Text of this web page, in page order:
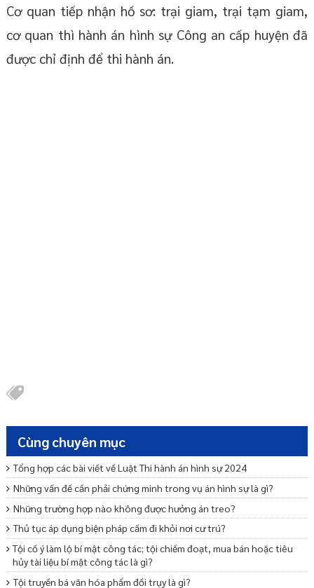
Cơ quan tiếp nhận hồ sơ: trại giam, trại tạm giam,
cơ quan thì hành án hình sự Công an cấp huyện đã
được chỉ định để thi hành án.
Cùng chuyên mục
Tổng hợp các bài viết về Luật Thi hành án hình sự 2024
Những vấn đề cần phải chứng minh trong vụ án hình sự là gì?
Những trường hợp nào không được hưởng án treo?
Thủ tục áp dụng biện pháp cấm đi khỏi nơi cư trú?
Tội cố ý làm lộ bí mật công tác; tội chiếm đoạt, mua bán hoặc tiêu
hủy tài liệu bí mật công tác là gì?
Tội truyền bá văn hóa phẩm đồi trụy là gì?